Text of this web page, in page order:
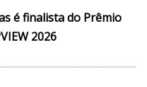
é finalista do Prêmio
2026